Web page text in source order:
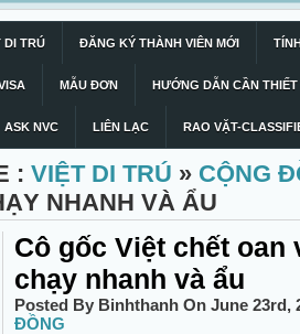
DI TRÚ ĐĂNG KÝ THÀNH VIÊN MỚI
MẪU ĐƠN HƯỚNG DẪN CẦN THIẾT
ASK NVC LIÊN LẠC RAO VẶT-
: VIỆT DI TRÚ » CỘNG
NHANH VÀ ẨU
Cô gốc Việt chết oan
chạy nhanh và ẩu
Posted By Binhthanh On June 23rd,
ĐỒNG